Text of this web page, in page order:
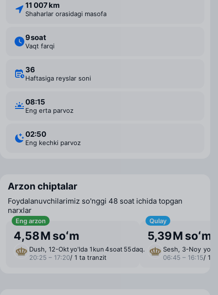
11 007 km
Shaharlar orasidagi masofa
9 ⁠soat
Vaqt farqi
36
Haftasiga reyslar soni
08:15
Eng erta parvoz
02:50
Eng kechki parvoz
Arzon chiptalar
Foydalanuvchilarimiz so'nggi 48 soat ichida topgan
narxlar
Eng arzon
4,58 M soʻm
Dush, 12-Okt
20:25 – 17:20
yo'lda 1 ⁠kun 4 ⁠soat 55 ⁠daq.
/ 1 ta tranzit
Qulay
5,39 M soʻm
Sesh, 3-Noy
06:45 – 16:15/ 1